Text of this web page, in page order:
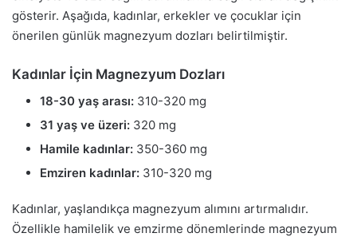
gösterir. Aşağıda, kadınlar, erkekler ve çocuklar için
önerilen günlük magnezyum dozları belirtilmiştir.
Kadınlar İçin Magnezyum Dozları
18-30 yaş arası: 310-320 mg
31 yaş ve üzeri: 320 mg
Hamile kadınlar: 350-360 mg
Emziren kadınlar: 310-320 mg
Kadınlar, yaşlandıkça magnezyum alımını artırmalıdır.
Özellikle hamilelik ve emzirme dönemlerinde magnezyum